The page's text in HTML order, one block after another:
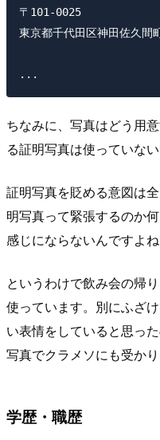
〒101-0025
東京都千代田区神田佐久
ちなみに、写真はどう用
る証明写真は使っていない
証明写真を貶める意図は
明写真って緊張するのか
感じにならないんですよね
というわけで飲み会の帰
使っています。別にふざ
い表情をしていると思っ
写真でクラメソにも受かり
学歴・職歴